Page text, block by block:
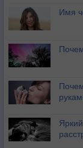
Имя